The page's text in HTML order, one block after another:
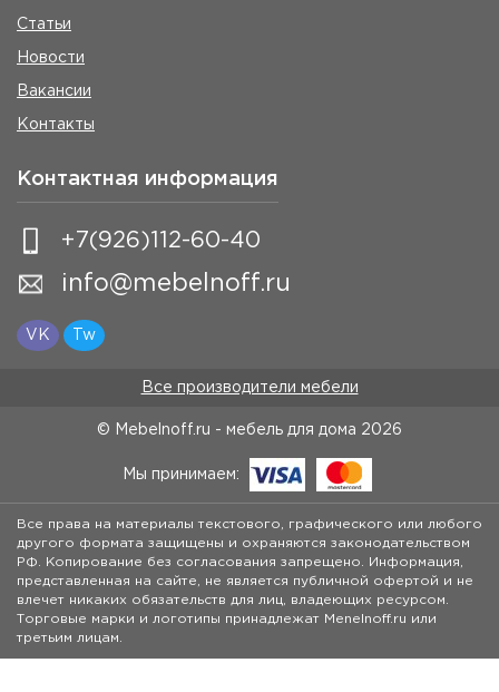
Статьи
Новости
Вакансии
Контакты
Контактная информация
+7(926)112-60-40
info@mebelnoff.ru
VK Tw
Все производители мебели
© Mebelnoff.ru - мебель для дома 2026
Мы принимаем:
Все права на материалы текстового, графического или любого
другого формата защищены и охраняются законодательством
РФ. Копирование без согласования запрещено. Информация,
представленная на сайте, не является публичной офертой и не
влечет никаких обязательств для лиц, владеющих ресурсом.
Торговые марки и логотипы принадлежат Menelnoff.ru или
третьим лицам.